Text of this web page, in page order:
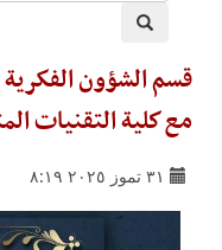
قسم الشؤون
مع كلية التقنيات
٣١ تموز ٢٠٢٥ ٨:١٩